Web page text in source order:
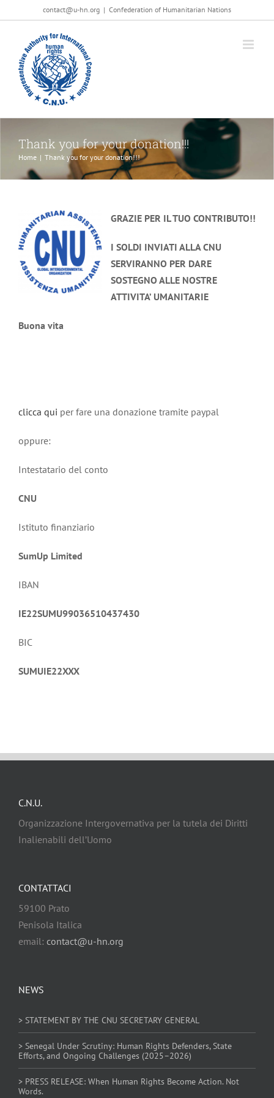
al
contenuto
contact@u-hn.org | Confederation of Humanitarian Nations
Thank you for your donation!!!
Home | Thank you for your donation!!!
GRAZIE PER IL TUO CONTRIBUTO!!
I SOLDI INVIATI ALLA CNU
SERVIRANNO PER DARE
SOSTEGNO ALLE NOSTRE
ATTIVITA’ UMANITARIE
Buona vita
clicca qui per fare una donazione tramite paypal
oppure:
Intestatario del conto
CNU
Istituto finanziario
SumUp Limited
IBAN
IE22SUMU99036510437430
BIC
SUMUIE22XXX
C.N.U.
Organizzazione Intergovernativa per la tutela dei Diritti
Inalienabili dell’Uomo
NEWS
> STATEMENT BY THE CNU SECRETARY GENERAL
> Senegal Under Scrutiny: Human Rights Defenders, State
Efforts, and Ongoing Challenges (2025–2026)
> PRESS RELEASE: When Human Rights Become Action. Not
Words.
CONTATTACI
59100 Prato
Penisola Italica
email: contact@u-hn.org